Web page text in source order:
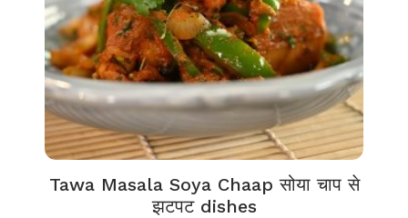
Tawa Masala Soya Chaap सोया चाप से
झटपट dishes